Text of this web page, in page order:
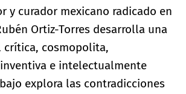
y curador mexicano radicado en
Ortiz-Torres desarrolla una
crítica, cosmopolita,
e intelectualmente
explora las contradicciones